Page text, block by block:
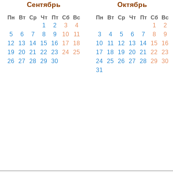
Сентябрь
Пн Вт Ср Чт Пт Сб Вс
1 2 3
4
5
6 7 8 9 10
11
12
13 14 15 16 17
18
19
20 21 22 23 24 25
26
27 28 29 30
Октябрь
Пн Вт Ср Чт Пт Сб Вс
1
2
3
4 5 6 7 8
9
10
11 12 13 14 15
16
17
18 19 20 21 22
23
24 25 26 27 28 29
30
31